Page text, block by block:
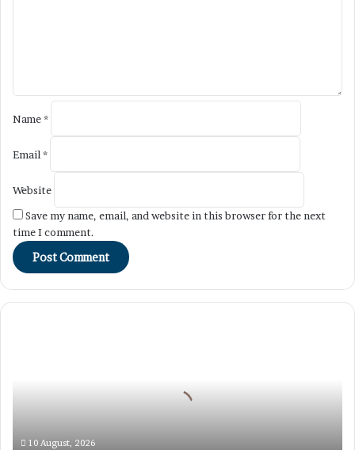
Name*
Email *
Website
Save my name, email, and website in this browser for the next
time I comment.
10 August, 2026